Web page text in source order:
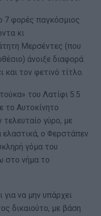
7 φορές παγκόσμιος
κι
Μερσέντες (που
άνοιξε διαφορά
τον φετινό τίτλο.
του Λατίφι 5.5
το Αυτοκίνητο
γύρο, με
ο Φερστάπεν
γόμα του
στο νήμα το
για να μην υπάρχει
δικαιούτο, με βάση